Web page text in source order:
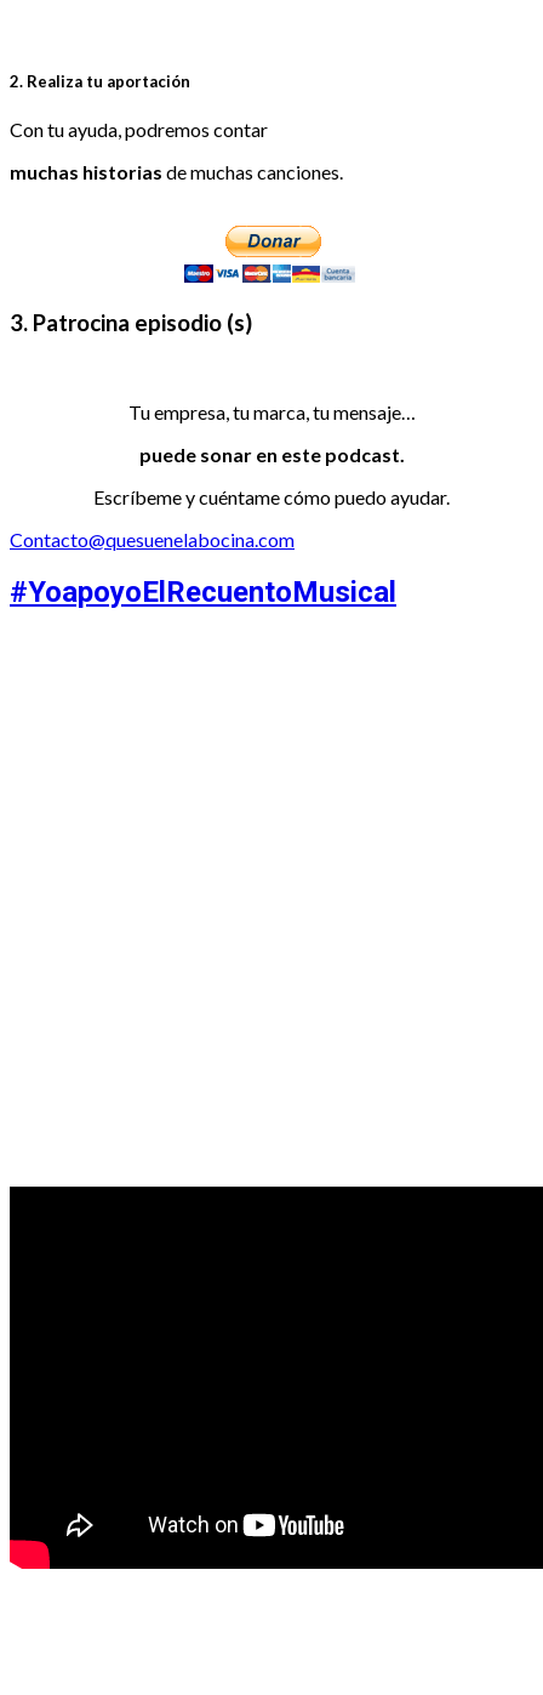
2. Realiza tu aportación
Con tu ayuda, podremos contar
muchas historias de muchas canciones.
3. Patrocina episodio (s)
Tu empresa, tu marca, tu mensaje…
puede sonar en este podcast.
Escríbeme y cuéntame cómo puedo ayudar.
Contacto@quesuenelabocina.com
#YoapoyoElRecuentoMusical